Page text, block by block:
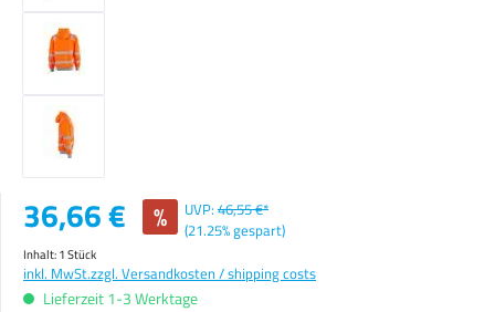
Verkaufspreis:
36,66 € % UVP: 46,55 €*
(21.25% gespart)
Inhalt:1 Stück
inkl. MwSt.zzgl. Versandkosten / shipping costs
Lieferzeit 1-3 Werktage